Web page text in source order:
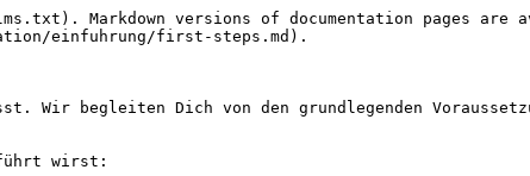
Markdown versions of documentation pages are
einfuhrung/first-steps.md).
Wir begleiten Dich von den grundlegenden
wirst: